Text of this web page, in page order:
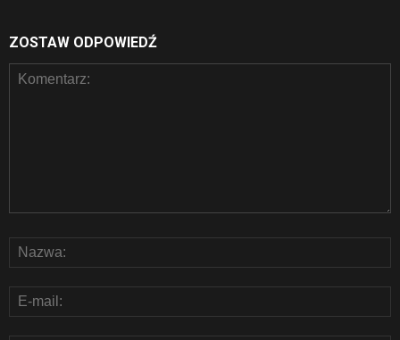
ZOSTAW ODPOWIEDŹ